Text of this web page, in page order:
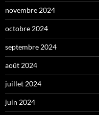
novembre 2024
octobre 2024
septembre 2024
août 2024
juillet 2024
juin 2024